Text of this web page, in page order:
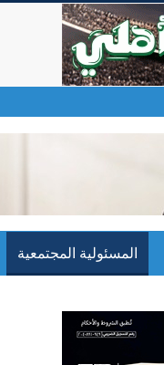
المسئولية المجتمعية